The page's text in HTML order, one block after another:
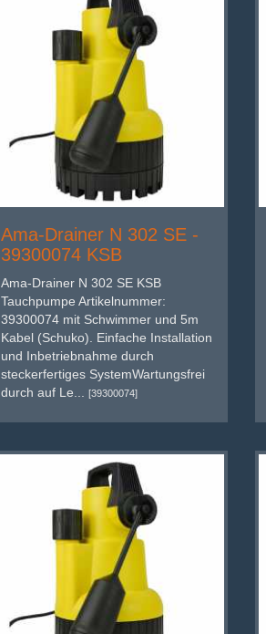
Ama-Drainer N 302 SE -
39300074 KSB
Ama-Drainer N 302 SE KSB
Tauchpumpe Artikelnummer:
39300074 mit Schwimmer und 5m
Kabel (Schuko). Einfache Installation
und Inbetriebnahme durch
steckerfertiges SystemWartungsfrei
durch auf Le... [39300074]